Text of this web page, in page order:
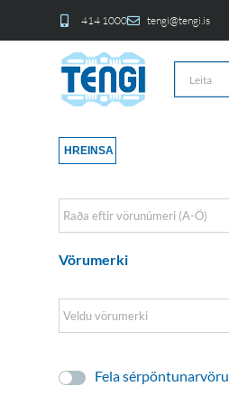
414 1000 tengi@tengi.is
HREINSA
Sort Products
Vörumerki
Fela sérpöntunarvöru